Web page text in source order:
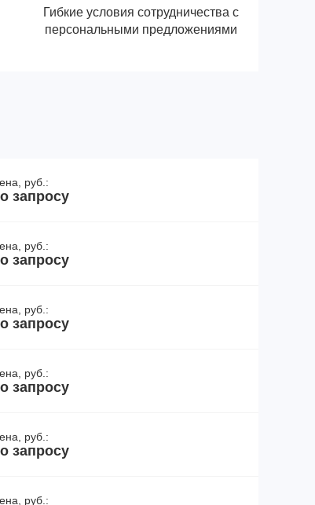
Гибкие условия сотрудничества с
персональными предложениями
руб.:
запросу
руб.:
запросу
руб.:
запросу
руб.:
запросу
руб.:
запросу
руб.: